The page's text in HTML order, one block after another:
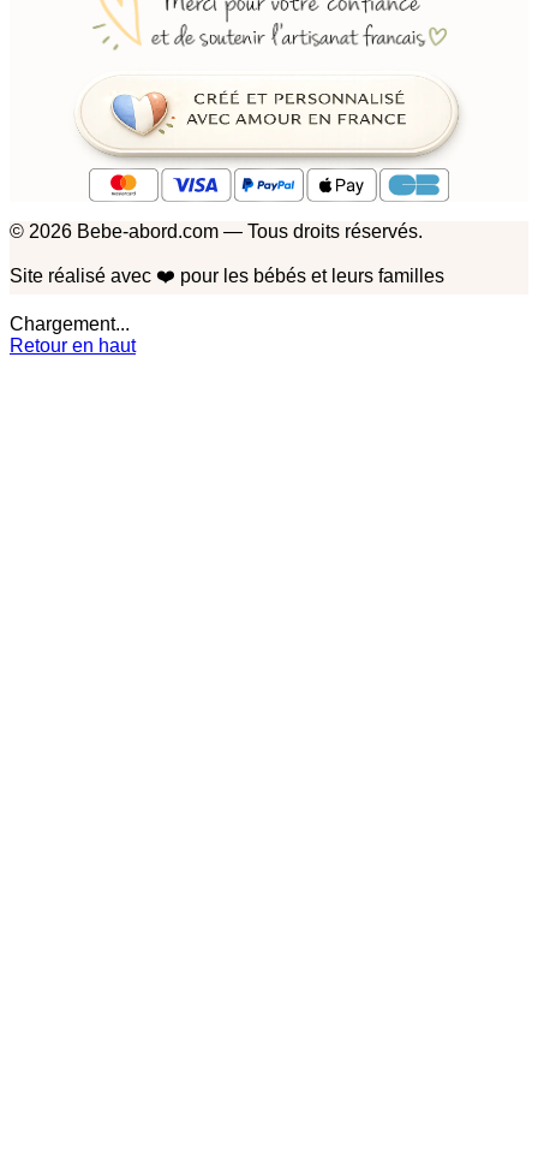
© 2026 Bebe-abord.com — Tous droits réservés.
Site réalisé avec ❤️ pour les bébés et leurs familles
Chargement...
Retour en haut